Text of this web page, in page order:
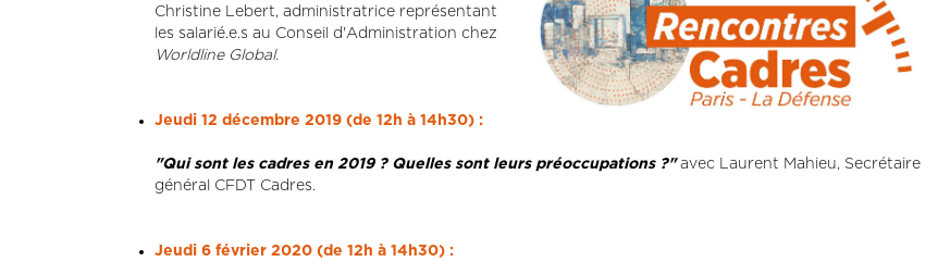
Christine Lebert, administratrice représentant
les salarié.e.s au Conseil d'Administration chez
Worldline Global.
Jeudi 12 décembre 2019 (de 12h à 14h30) :
"Qui sont les cadres en 2019 ? Quelles sont leurs préoccupations ?"avec Laurent Mahieu, Secrétaire
général CFDT Cadres.
Jeudi 6 février 2020 (de 12h à 14h30) :